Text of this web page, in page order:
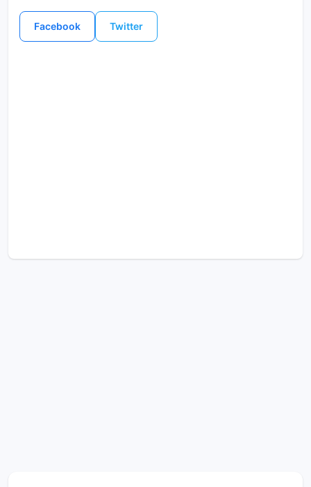
Facebook Twitter